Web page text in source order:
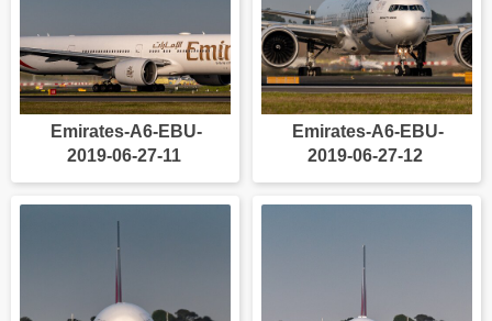
Emirates-A6-EBU-
2019-06-27-11
Emirates-A6-EBU-
2019-06-27-12